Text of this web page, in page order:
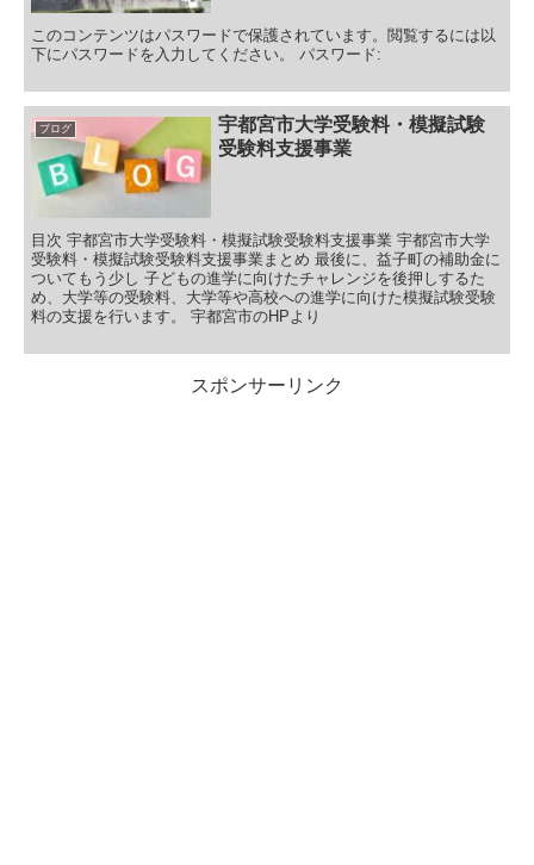
このコンテンツはパスワードで保護されています。閲覧するには以
下にパスワードを入力してください。 パスワード:
ブログ
宇都宮市大学受験料・模擬試験
受験料支援事業
目次 宇都宮市大学受験料・模擬試験受験料支援事業 宇都宮市大学
受験料・模擬試験受験料支援事業まとめ 最後に、益子町の補助金に
ついてもう少し 子どもの進学に向けたチャレンジを後押しするた
め、大学等の受験料、大学等や高校への進学に向けた模擬試験受験
料の支援を行います。 宇都宮市のHPより
スポンサーリンク